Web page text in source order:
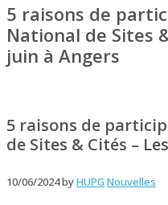
5 raisons de
National de Sites
juin à Angers
5 raisons de
de Sites & Cités –
10/06/2024byHUPG Nouvelles